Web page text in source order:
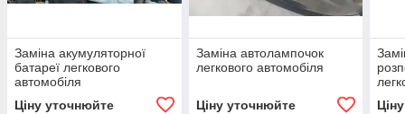
Заміна акумуляторної
батареї легкового
автомобіля
Ціну уточнюйте
Заміна автолампочок
легкового автомобіля
Ціну уточнюйте